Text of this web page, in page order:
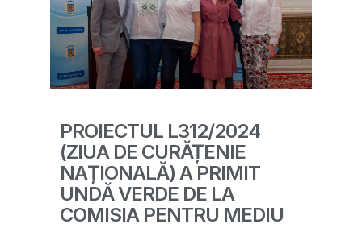
PROIECTUL L312/2024
(ZIUA DE CURĂȚENIE
NAȚIONALĂ) A PRIMIT
UNDĂ VERDE DE LA
COMISIA PENTRU MEDIU